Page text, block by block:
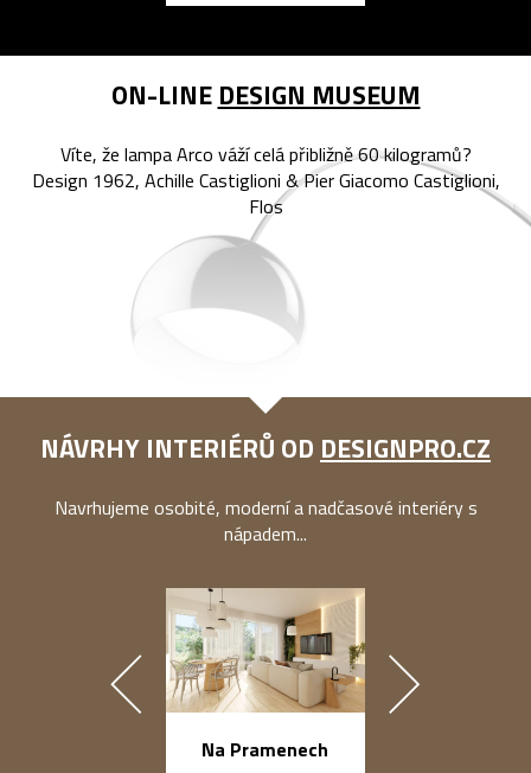
ON-LINE DESIGN MUSEUM
Víte, že lampa Arco váží celá přibližně 60 kilogramů?
Design 1962, Achille Castiglioni & Pier Giacomo Castiglioni,
Flos
NÁVRHY INTERIÉRŮ OD DESIGNPRO.CZ
Navrhujeme osobité, moderní a nadčasové interiéry s
nápadem...
Na Pramenech